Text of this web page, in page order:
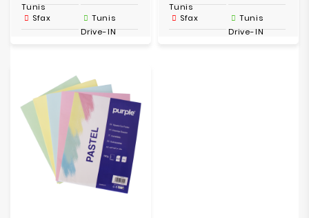
Tunis
Sfax
Tunis
Drive-IN
Tunis
Sfax
Tunis
Drive-IN